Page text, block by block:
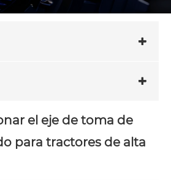
el eje de toma de
para tractores de alta